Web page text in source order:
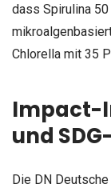
dass Spirulina
Chlorella mit 35
Impact-
und
Die DN